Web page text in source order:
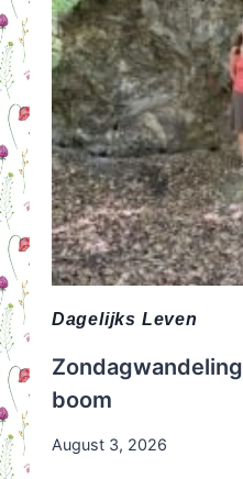
DAAR
IETS
VAN
VINDEN?
Dagelijks Leven
boom
August 3, 2026